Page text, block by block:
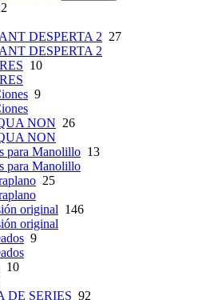
DESPERTA 2 27
DESPERTA 2
10
9
NON 26
NON
para Manolillo 13
para Manolillo
25
original 146
original
9
10
DE SERIES 92